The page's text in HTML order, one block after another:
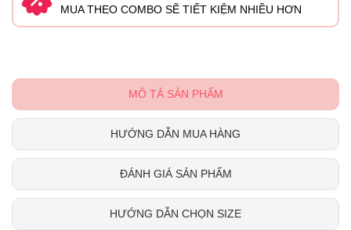
MUA THEO COMBO SẼ TIẾT KIỆM NHIỀU HƠN
MÔ TẢ SẢN PHẨM
HƯỚNG DẪN MUA HÀNG
ĐÁNH GIÁ SẢN PHẨM
HƯỚNG DẪN CHỌN SIZE